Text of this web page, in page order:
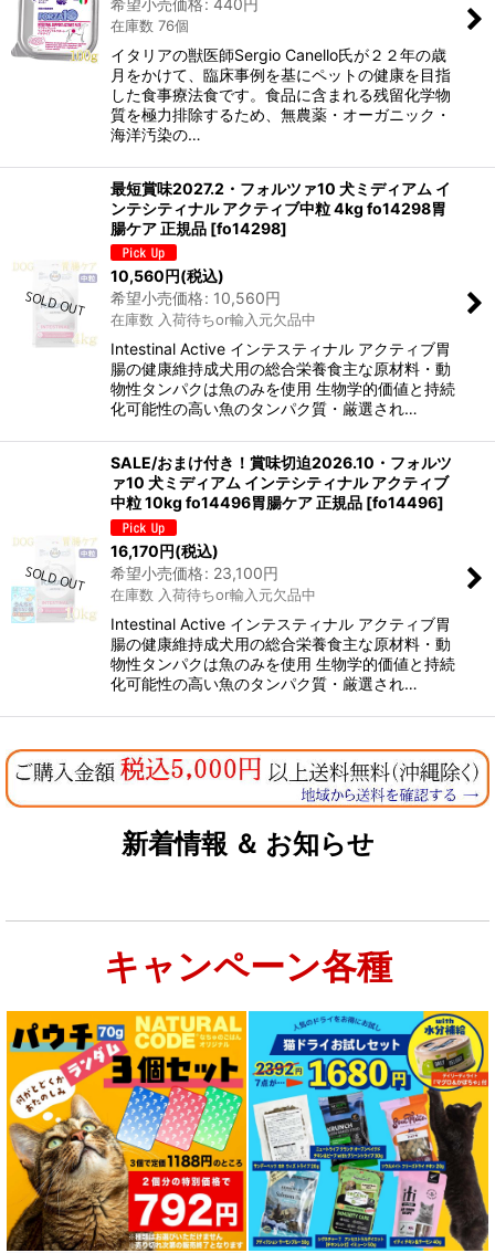
在庫数 76個
イタリアの獣医師Sergio Canello氏が２２年の歳
月をかけて、臨床事例を基にペットの健康を目指
した食事療法食です。食品に含まれる残留化学物
質を極力排除するため、無農薬・オーガニック・
海洋汚染の…
最短賞味2027.2・フォルツァ10 犬ミディアム イ
ンテシティナル アクティブ中粒 4kg fo14298胃
腸ケア 正規品 [fo14298]
10,560円(税込)
希望小売価格: 10,560円
在庫数 入荷待ちor輸入元欠品中
Intestinal Active インテスティナル アクティブ胃
腸の健康維持成犬用の総合栄養食主な原材料・動
物性タンパクは魚のみを使用 生物学的価値と持続
化可能性の高い魚のタンパク質・厳選され…
SALE/おまけ付き！賞味切迫2026.10・フォルツ
ァ10 犬ミディアム インテシティナル アクティブ
中粒 10kg fo14496胃腸ケア 正規品 [fo14496]
16,170円(税込)
希望小売価格: 23,100円
在庫数 入荷待ちor輸入元欠品中
Intestinal Active インテスティナル アクティブ胃
腸の健康維持成犬用の総合栄養食主な原材料・動
物性タンパクは魚のみを使用 生物学的価値と持続
化可能性の高い魚のタンパク質・厳選され…
新着情報 ＆ お知らせ
キャンペーン各種